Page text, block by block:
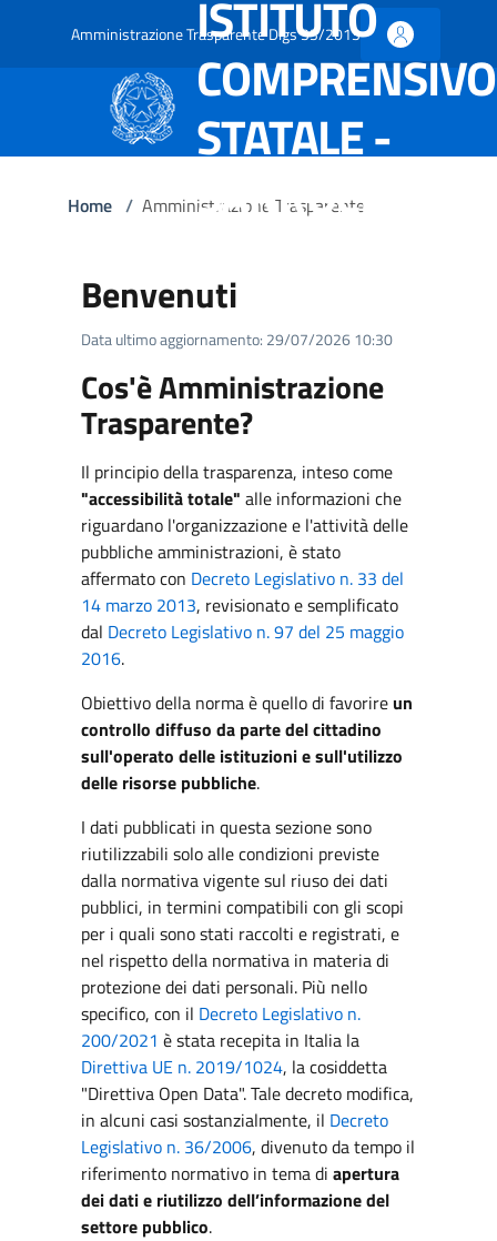
Amministrazione Trasparente Dlgs 33/2013
ISTITUTO
COMPRENSIVO
STATALE -
SARROCH
Home / Amministrazione Trasparente
Benvenuti
Data ultimo aggiornamento: 29/07/2026 10:30
Cos'è Amministrazione
Trasparente?
Il principio della trasparenza, inteso come
"accessibilità totale" alle informazioni che
riguardano l'organizzazione e l'attività delle
pubbliche amministrazioni, è stato
affermato con Decreto Legislativo n. 33 del
14 marzo 2013, revisionato e semplificato
dal Decreto Legislativo n. 97 del 25 maggio
2016.
Obiettivo della norma è quello di favorire un
controllo diffuso da parte del cittadino
sull'operato delle istituzioni e sull'utilizzo
delle risorse pubbliche.
I dati pubblicati in questa sezione sono
riutilizzabili solo alle condizioni previste
dalla normativa vigente sul riuso dei dati
pubblici, in termini compatibili con gli scopi
per i quali sono stati raccolti e registrati, e
nel rispetto della normativa in materia di
protezione dei dati personali. Più nello
specifico, con il Decreto Legislativo n.
200/2021 è stata recepita in Italia la
Direttiva UE n. 2019/1024, la cosiddetta
"Direttiva Open Data". Tale decreto modifica,
in alcuni casi sostanzialmente, il Decreto
Legislativo n. 36/2006, divenuto da tempo il
riferimento normativo in tema diapertura
dei dati e riutilizzo dell’informazione del
settore pubblico.